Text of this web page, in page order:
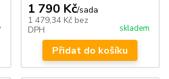
1 790 Kč/sada
1 479,34 Kč bez
DPH
skladem
Přidat do košíku